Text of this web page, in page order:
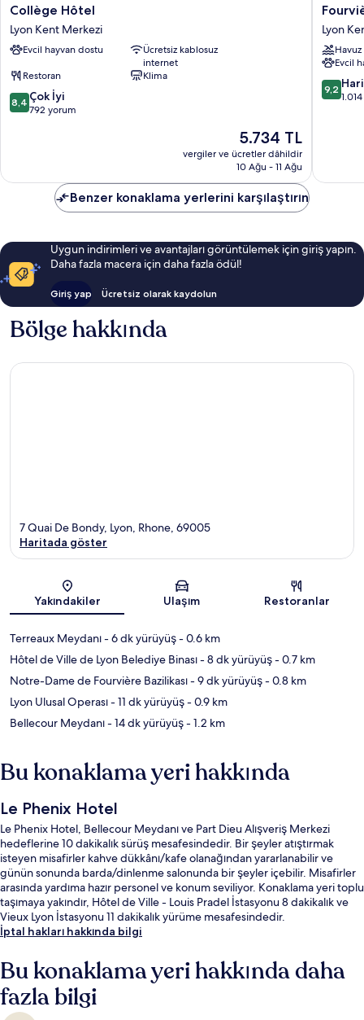
Collège
Hôtel
Lyon
Kent
Merkezi
Collège Hôtel
Lyon Kent Merkezi
Evcil hayvan dostu
Ücretsiz kablosuz
internet
Restoran
Klima
10
üzerinden
yorum
8,4 Çok İyi
792 yorum
Güncel
fiyat:
5.734 TL
5.734 TL
vergiler ve ücretler dâhildir
10 Ağu - 11 Ağu
Hôtel
Lyon
Lyon
Kent
Merkezi
Lyon
Havuz
Evcil
10
9,2
Benzer konaklama yerlerini karşılaştırın
Uygun indirimleri ve avantajları görüntülemek için giriş yapın.
Daha fazla macera için daha fazla ödül!
Giriş yap Ücretsiz olarak kaydolun
Bölge hakkında
Harita
7 Quai De Bondy, Lyon, Rhone, 69005
Haritada göster
Yakındakiler Ulaşım Restoranlar
Terreaux Meydanı- 6 dk yürüyüş- 0.6 km
Hôtel de Ville de Lyon Belediye Binası- 8 dk yürüyüş- 0.7 km
Notre-Dame de Fourvière Bazilikası- 9 dk yürüyüş- 0.8 km
Lyon Ulusal Operası- 11 dk yürüyüş- 0.9 km
Bellecour Meydanı- 14 dk yürüyüş- 1.2 km
Bu konaklama yeri hakkında
Le Phenix Hotel
Le Phenix Hotel, Bellecour Meydanı ve Part Dieu Alışveriş Merkezi
hedeflerine 10 dakikalık sürüş mesafesindedir. Bir şeyler atıştırmak
isteyen misafirler kahve dükkânı/kafe olanağından yararlanabilir ve
günün sonunda barda/dinlenme salonunda bir şeyler içebilir. Misafirler
arasında yardıma hazır personel ve konum seviliyor. Konaklama yeri toplu
taşımaya yakındır, Hôtel de Ville - Louis Pradel İstasyonu 8 dakikalık ve
Vieux Lyon İstasyonu 11 dakikalık yürüme mesafesindedir.
İptal hakları hakkında bilgi
Bu konaklama yeri hakkında daha
fazla bilgi